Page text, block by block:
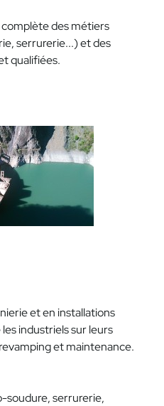
des métiers
serrurerie...) et des
qualifiées.
et en installations
industriels sur leurs
et maintenance.
soudure, serrurerie,